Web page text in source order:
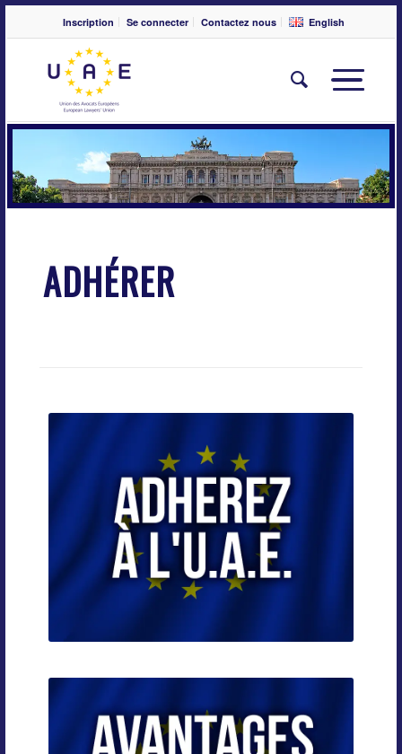
Inscription Se connecter Contactez nous English
ADHÉRER